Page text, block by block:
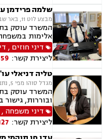
שלמה פרידמן
מבצע לוט 11, באר שבע
המשרד עוסק
אלימות
ראיה, מזונות,
במשפחה, חדלות
בהריון,
דיני חוזים ,
ליצירת קשר:
טליה דניאלי
מגדל סוהו מפי 5, נתניה
המשרד עוסק
ובוררות,
אפוטרופסות,
גירושין, הורות
חלוקת רכוש,
זמני שהות,
דיני משפחה ,
ליצירת קשר: